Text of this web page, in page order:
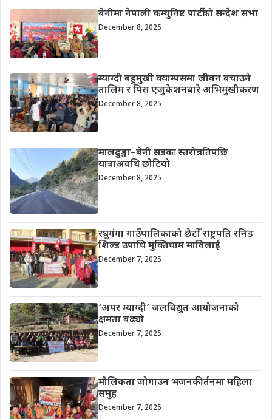
बेनीमा नेपाली कम्युनिष्ट पार्टीको सन्देश सभा
December 8, 2025
म्याग्दी बहुमुखी क्याम्पसमा जीवन बचाउने
तालिम र पिस एजुकेशनबारे अभिमुखीकरण
December 8, 2025
मालढुङ्गा–बेनी सडकः स्तरोन्नतिपछि
यात्राअवधि छोटियो
December 8, 2025
रघुगंगा गाउँपालिकाको छैटौँ राष्ट्रपति रनिङ
शिल्ड उपाधि मुक्तिधाम माविलाई
December 7, 2025
‘अपर म्याग्दी’ जलविद्युत आयोजनाको
क्षमता बढ्यो
December 7, 2025
मौलिकता जोगाउन भजनकीर्तनमा महिला
समुह
December 7, 2025